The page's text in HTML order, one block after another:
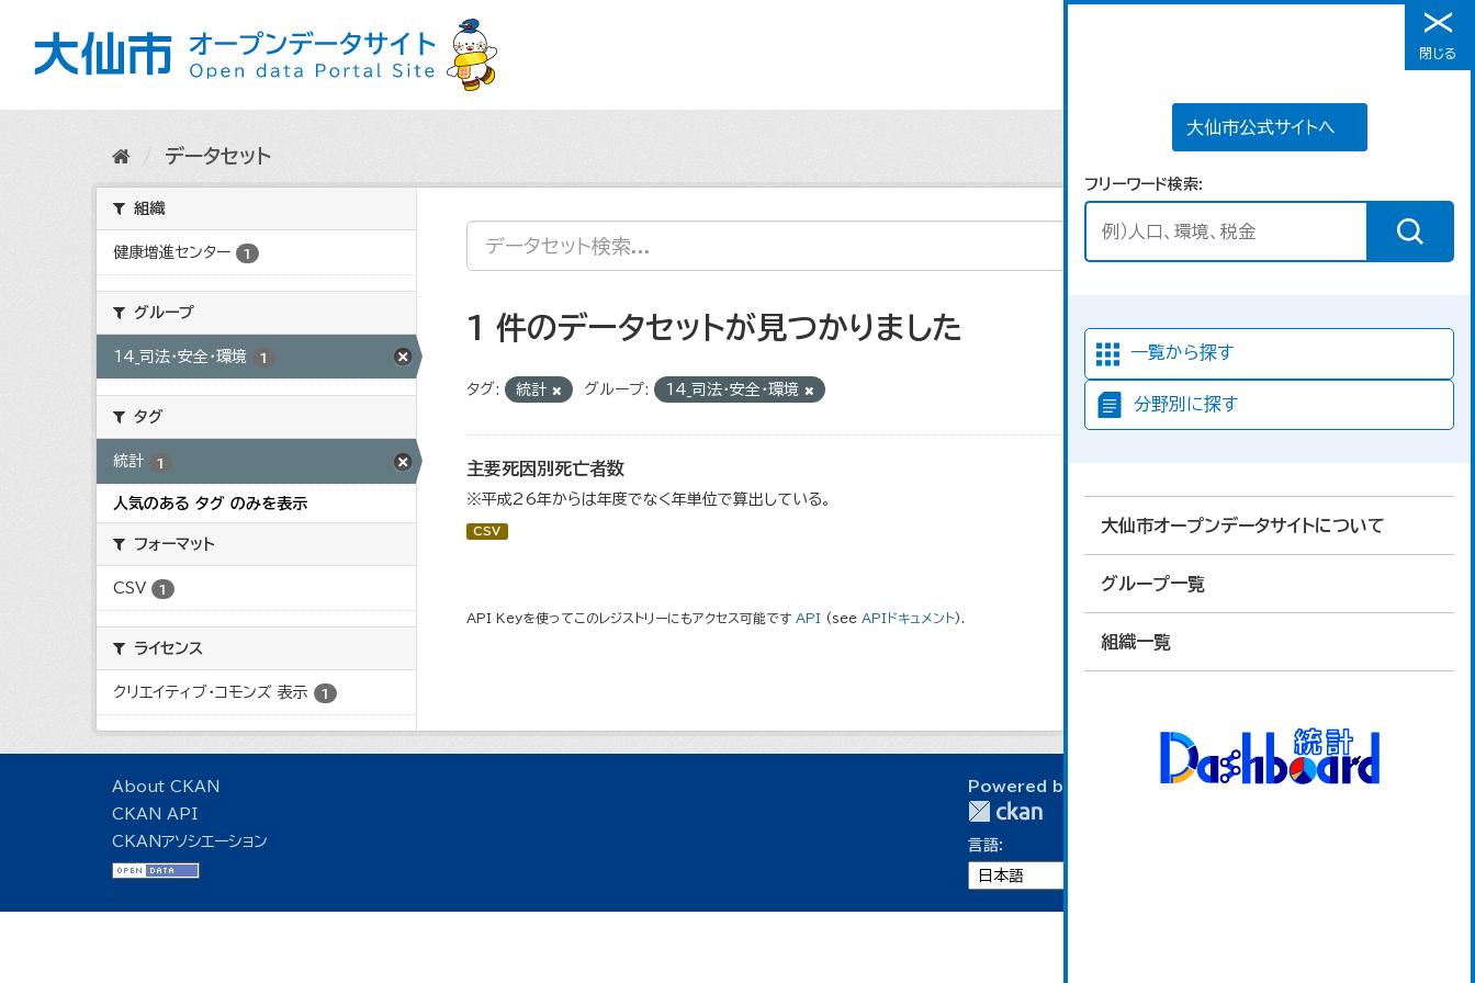
メニュー
大仙市公式サイトへ
フリーワード検索
一覧から探す
分野別に探す
大仙市オープンデータサイトについて
グループ一覧
組織一覧
閉じる
データセット
組織
健康増進センター 1
グループ
14_司法・安全・環境 1
タグ
統計 1
人気のある タグ のみを表示
フォーマット
CSV 1
ライセンス
クリエイティブ・コモンズ 表示 1
1 件のデータセットが見つかりました
タグ: 統計 グループ: 14_司法・安全・環境
主要死因別死亡者数
※平成26年からは年度でなく年単位で算出している。
CSV
API Keyを使ってこのレジストリーにもアクセス可能です API (see APIドキュメント).
About CKAN
CKAN API
CKANアソシエーション
Powered by
言語